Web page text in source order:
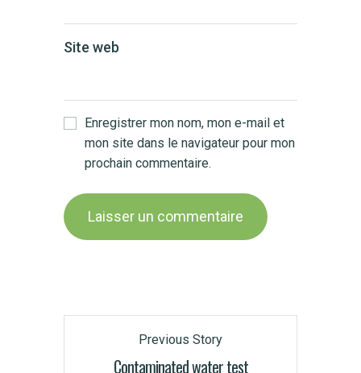
Site web
Enregistrer mon nom, mon e-mail et
mon site dans le navigateur pour mon
prochain commentaire.
Previous Story
Contaminated water test